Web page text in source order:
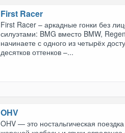
First Racer
First Racer – аркадные гонки без
силуэтами: BMG вместо BMW,
начинаете с одного из четырёх
десятков оттенков –...
OHV
OHV — это ностальгическая